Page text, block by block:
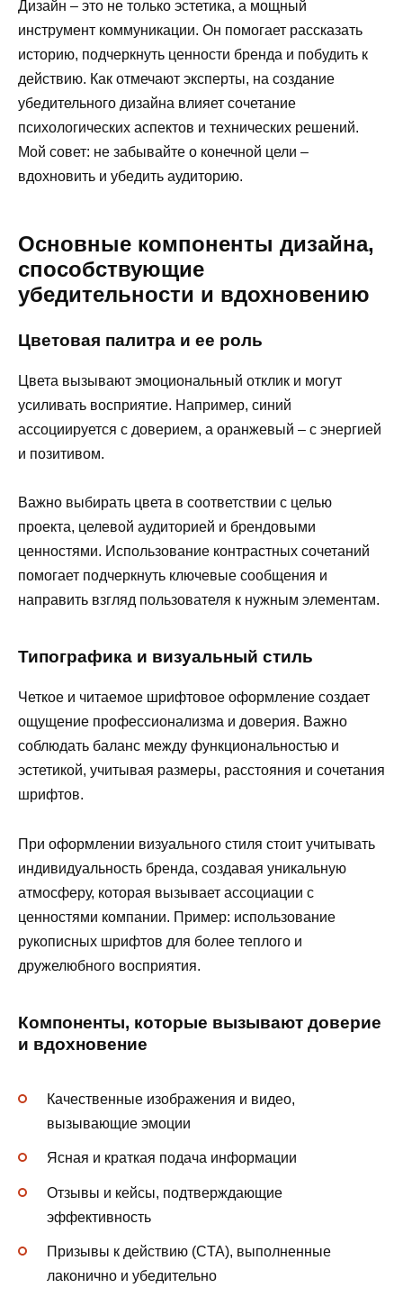
Дизайн – это не только эстетика, а мощный
инструмент коммуникации. Он помогает рассказать
историю, подчеркнуть ценности бренда и побудить к
действию. Как отмечают эксперты, на создание
убедительного дизайна влияет сочетание
психологических аспектов и технических решений.
Мой совет: не забывайте о конечной цели –
вдохновить и убедить аудиторию.
Основные компоненты дизайна,
способствующие
убедительности и вдохновению
Цветовая палитра и ее роль
Цвета вызывают эмоциональный отклик и могут
усиливать восприятие. Например, синий
ассоциируется с доверием, а оранжевый – с энергией
и позитивом.
Важно выбирать цвета в соответствии с целью
проекта, целевой аудиторией и брендовыми
ценностями. Использование контрастных сочетаний
помогает подчеркнуть ключевые сообщения и
направить взгляд пользователя к нужным элементам.
Типографика и визуальный стиль
Четкое и читаемое шрифтовое оформление создает
ощущение профессионализма и доверия. Важно
соблюдать баланс между функциональностью и
эстетикой, учитывая размеры, расстояния и сочетания
шрифтов.
При оформлении визуального стиля стоит учитывать
индивидуальность бренда, создавая уникальную
атмосферу, которая вызывает ассоциации с
ценностями компании. Пример: использование
рукописных шрифтов для более теплого и
дружелюбного восприятия.
Компоненты, которые вызывают доверие
и вдохновение
Качественные изображения и видео,
вызывающие эмоции
Ясная и краткая подача информации
Отзывы и кейсы, подтверждающие
эффективность
Призывы к действию (CTA), выполненные
лаконично и убедительно